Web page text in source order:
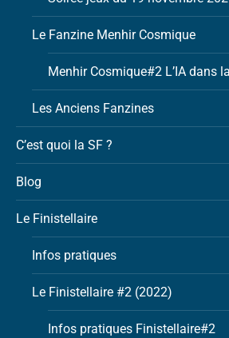
Le Fanzine Menhir Cosmique
Menhir Cosmique#2 L’IA dans
Les Anciens Fanzines
C’est quoi la SF ?
Blog
Le Finistellaire
Infos pratiques
Le Finistellaire #2 (2022)
Infos pratiques Finistellaire#2